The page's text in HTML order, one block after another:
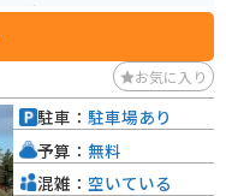
御膳や、月山高原ミルクを使
は雪が残っていることもある
温が低いので、防寒対策も
す。お土産には、月山産のき
お気に入り
駐車： 駐車場あり
予算： 無料
混雑： 空いている